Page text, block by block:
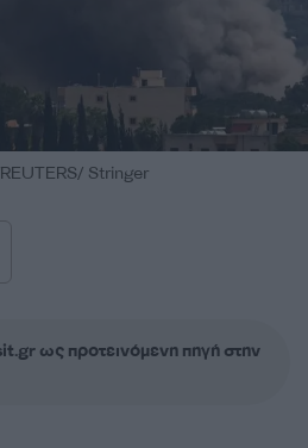
Stringer
ως προτεινόμενη πηγή στην